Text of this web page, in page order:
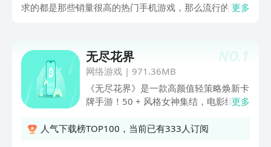
求的都是那些销量很高的热门手机游戏，那么流行的游戏
是这些手游的特色。
更多
NO.1
无尽花界
网络游戏| 971.36MB
《无尽花界》是一款高颜值轻策略焕新卡
牌手游！50 + 风格女神集结，电影级立
飒爽战甲及清爽泳装随心换。四大阵营五
更多
人气下载榜TOP100，当前已有333人订阅